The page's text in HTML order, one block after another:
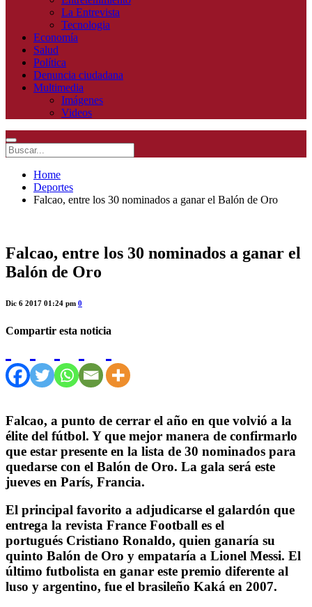
La Entrevista
Tecnologia
Economía
Salud
Política
Denuncia ciudadana
Multimedia
Imágenes
Videos
Home
Deportes
Falcao, entre los 30 nominados a ganar el Balón de Oro
Falcao, entre los 30 nominados a ganar el
Balón de Oro
Dic 6 2017 01:24 pm 0
Compartir esta noticia
Falcao, a punto de cerrar el año en que volvió a la
élite del fútbol. Y que mejor manera de confirmarlo
que estar presente en la lista de 30 nominados para
quedarse con el Balón de Oro. La gala será este
jueves en París, Francia.
El principal favorito a adjudicarse el galardón que
entrega la revista France Football es el
portugués Cristiano Ronaldo, quien ganaría su
quinto Balón de Oro y empataría a Lionel Messi. El
último futbolista en ganar este premio diferente al
luso y argentino, fue el brasileño Kaká en 2007.